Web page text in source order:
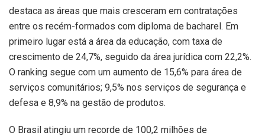
destaca as áreas que mais cresceram em contratações
entre os recém-formados com diploma de bacharel. Em
primeiro lugar está a área da educação, com taxa de
crescimento de 24,7%, seguido da área jurídica com 22,2%.
O ranking segue com um aumento de 15,6% para área de
serviços comunitários; 9,5% nos serviços de segurança e
defesa e 8,9% na gestão de produtos.
O Brasil atingiu um recorde de 100,2 milhões de